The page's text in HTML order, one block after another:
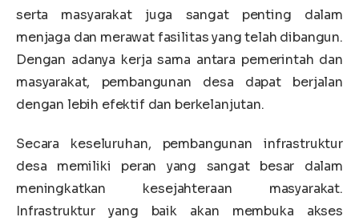
serta masyarakat juga sangat penting dalam
menjaga dan merawat fasilitas yang telah dibangun.
Dengan adanya kerja sama antara pemerintah dan
masyarakat, pembangunan desa dapat berjalan
dengan lebih efektif dan berkelanjutan.
Secara keseluruhan, pembangunan infrastruktur
desa memiliki peran yang sangat besar dalam
meningkatkan kesejahteraan masyarakat.
Infrastruktur yang baik akan membuka akses